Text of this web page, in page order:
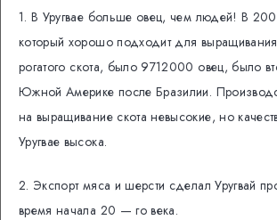
1. В Уругвае больше овец, чем людей! В
который хорошо подходит для
рогатого скота, было 9712000 овец, было
Южной Америке после Бразилии.
на выращивание скота невысокие, но
Уругвае высока.
2. Экспорт мяса и шерсти сделал Уругвай
время начала 20 — го века.